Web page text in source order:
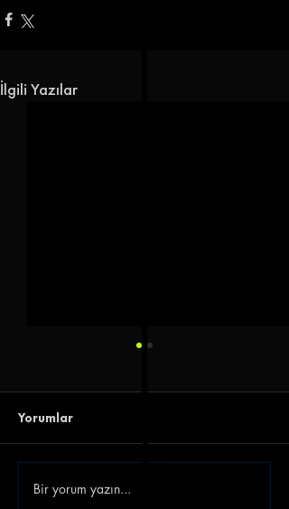
İlgili Yazılar
Bandırmaspor Dieumerci
Yorumlar
Bir yorum yazın...